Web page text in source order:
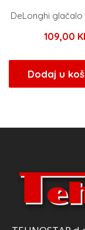
DeLonghi glačalo
109,00
Dodaj u